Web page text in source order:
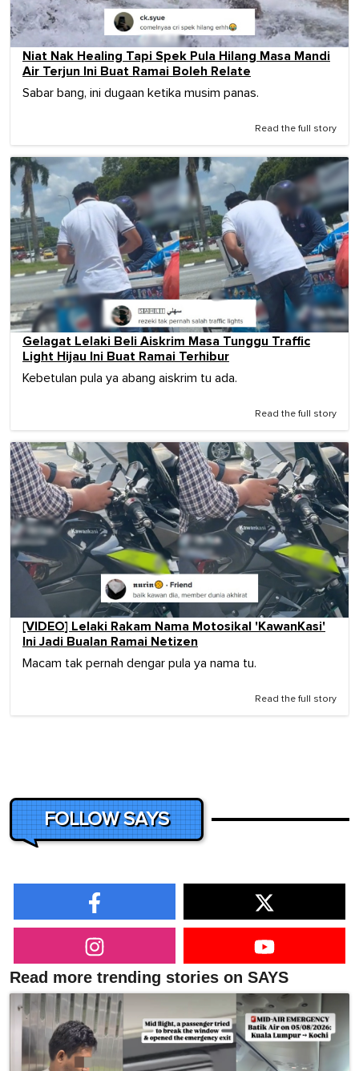
Niat Nak Healing Tapi Spek Pula Hilang Masa Mandi
Air Terjun Ini Buat Ramai Boleh Relate
Sabar bang, ini dugaan ketika musim panas.
Read the full story
Gelagat Lelaki Beli Aiskrim Masa Tunggu Traffic
Light Hijau Ini Buat Ramai Terhibur
Kebetulan pula ya abang aiskrim tu ada.
Read the full story
[VIDEO] Lelaki Rakam Nama Motosikal 'KawanKasi'
Ini Jadi Bualan Ramai Netizen
Macam tak pernah dengar pula ya nama tu.
Read the full story
FOLLOW SAYS
Read more trending stories on SAYS